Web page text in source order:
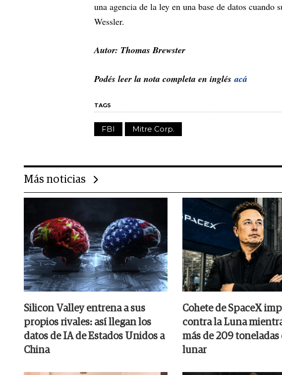
una agencia de la ley en una base de datos
Wessler.
Autor: Thomas Brewster
Podés leer la nota completa en inglésacá
TAGS
FBI Mitre Corp.
Más noticias
Silicon Valley entrena a sus
propios rivales: así llegan los
datos de IA de Estados Unidos a
China
Cohete de SpaceX
contra la Luna
más de 209 toneladas
lunar